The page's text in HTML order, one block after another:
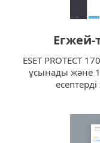
Егжей-
ESET PROTECT
ұсынады және